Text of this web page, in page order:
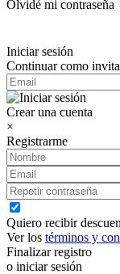
Olvidé mi contraseña
Iniciar sesión
Continuar como
Crear una cuenta
×
Registrarme
Quiero recibir
Ver los términos y
Finalizar registro
o iniciar sesión